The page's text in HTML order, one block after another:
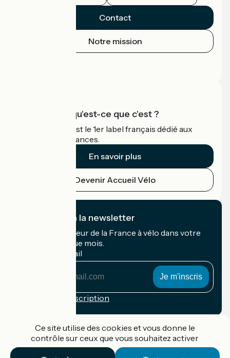
Contact
Notre mission
Accueil Vélo qu'est-ce que c'est ?
Accueil Vélo c'est le 1er label français dédié aux
cyclistes en vacances.
En savoir plus
Devenir Accueil Vélo
Je m'abonne à la newsletter
Recevez le meilleur de la France à vélo dans votre
boîte mail chaque mois.
Mon adresse mail
Conditions d'inscription
Ce site utilise des cookies et vous donne le
contrôle sur ceux que vous souhaitez activer